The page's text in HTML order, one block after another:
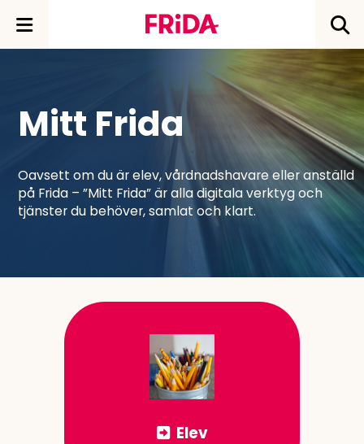
Mitt Frida
Oavsett om du är elev, vårdnadshavare eller anställd
på Frida – ”Mitt Frida” är alla digitala verktyg och
tjänster du behöver, samlat och klart.
Elev